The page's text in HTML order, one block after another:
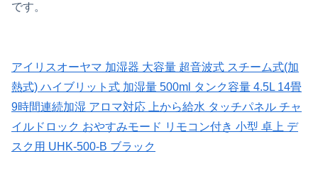
です。
アイリスオーヤマ 加湿器 大容量 超音波式 スチーム式(加
熱式) ハイブリット式 加湿量 500ml タンク容量 4.5L 14畳
9時間連続加湿 アロマ対応 上から給水 タッチパネル チャ
イルドロック おやすみモード リモコン付き 小型 卓上 デ
スク用 UHK-500-B ブラック